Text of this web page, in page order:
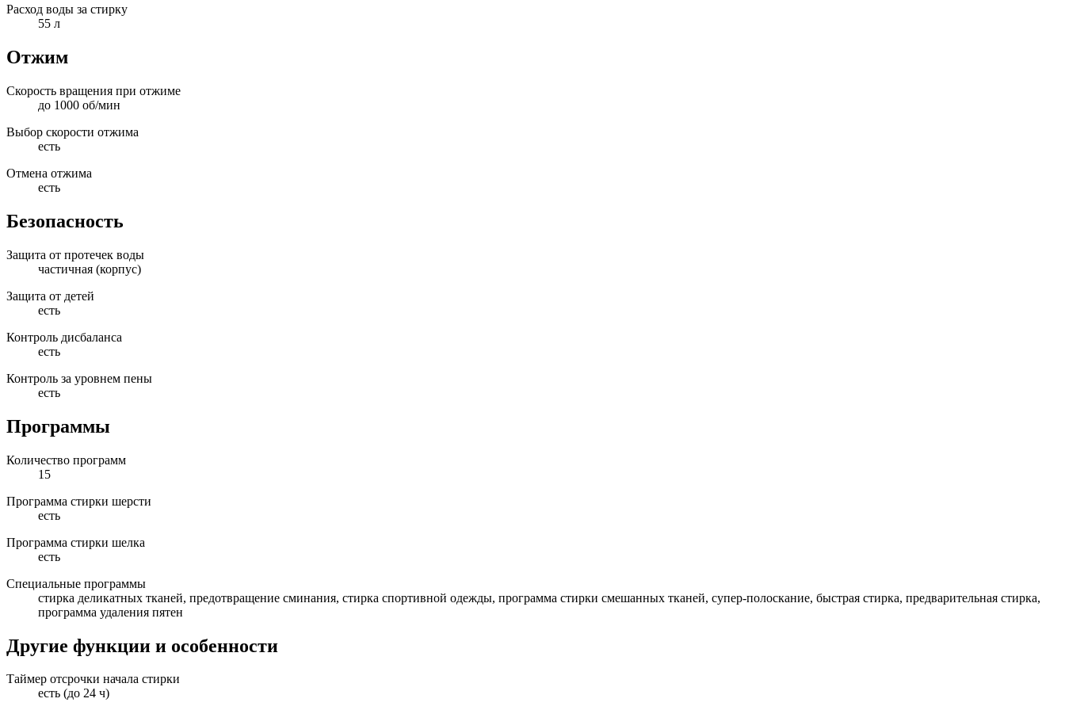
Расход воды за стирку
55 л
Отжим
Скорость вращения при отжиме
до 1000 об/мин
Выбор скорости отжима
есть
Отмена отжима
есть
Безопасность
Защита от протечек воды
частичная (корпус)
Защита от детей
есть
Контроль дисбаланса
есть
Контроль за уровнем пены
есть
Программы
Количество программ
15
Программа стирки шерсти
есть
Программа стирки шелка
есть
Специальные программы
стирка деликатных тканей, предотвращение сминания, стирка спортивной одежды, программа стирки смешанных тканей, супер-полоскание, быстрая стирка, предварительная стирка,
программа удаления пятен
Другие функции и особенности
Таймер отсрочки начала стирки
есть (до 24 ч)